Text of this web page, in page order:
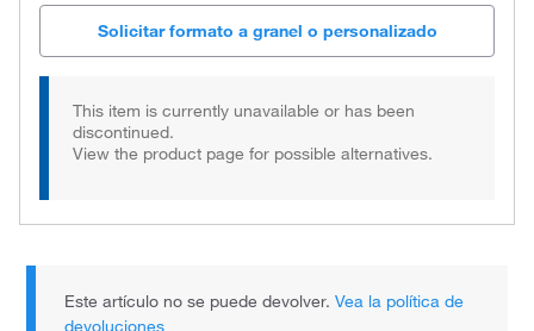
Solicitar formato a granel o personalizado
This item is currently unavailable or has been
discontinued.
View the product page for possible alternatives.
Este artículo no se puede devolver.Vea la política de
devoluciones